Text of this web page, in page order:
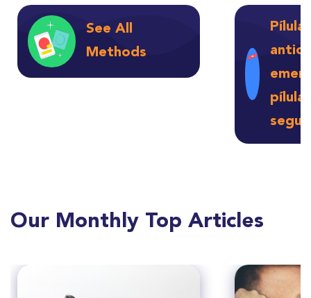
See All
Methods
Pílula
pílula
Our Monthly Top Articles